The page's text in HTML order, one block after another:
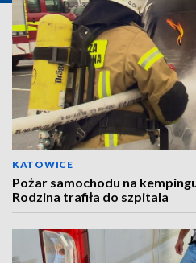
KATOWICE
Pożar samochodu na
Rodzina trafiła do szpitala